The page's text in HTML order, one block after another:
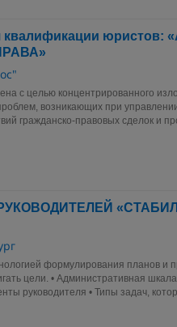
квалификации
с целью концентрированного
возникающих при
гражданско-правовых сделок и
формулирования планов и
цели. • Административная
руководителя • Типы задач,